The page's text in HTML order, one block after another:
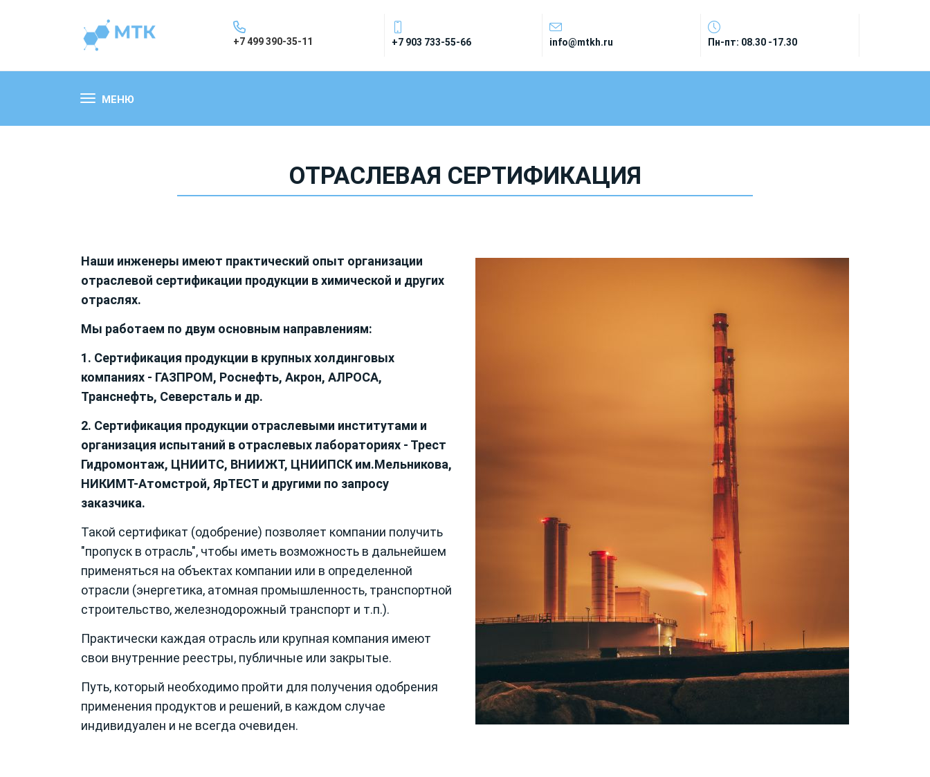
+7 499 390-35-11 +7 903 733-55-66 info@mtkh.ru Пн-пт: 08.30 -17.30
МЕНЮ
ОТРАСЛЕВАЯ СЕРТИФИКАЦИЯ
Наши инженеры имеют практический опыт организации
отраслевой сертификации продукции в химической и других
отраслях.
Мы работаем по двум основным направлениям:
1. Сертификация продукции в крупных холдинговых
компаниях - ГАЗПРОМ, Роснефть, Акрон, АЛРОСА,
Транснефть, Северсталь и др.
2. Сертификация продукции отраслевыми институтами и
организация испытаний в отраслевых лабораториях - Трест
Гидромонтаж, ЦНИИТС, ВНИИЖТ, ЦНИИПСК им.Мельникова,
НИКИМТ-Атомстрой, ЯрТЕСТ и другими по запросу
заказчика.
Такой сертификат (одобрение) позволяет компании получить
"пропуск в отрасль", чтобы иметь возможность в дальнейшем
применяться на объектах компании или в определенной
отрасли (энергетика, атомная промышленность, транспортной
строительство, железнодорожный транспорт и т.п.).
Практически каждая отрасль или крупная компания имеют
свои внутренние реестры, публичные или закрытые.
Путь, который необходимо пройти для получения одобрения
применения продуктов и решений, в каждом случае
индивидуален и не всегда очевиден.